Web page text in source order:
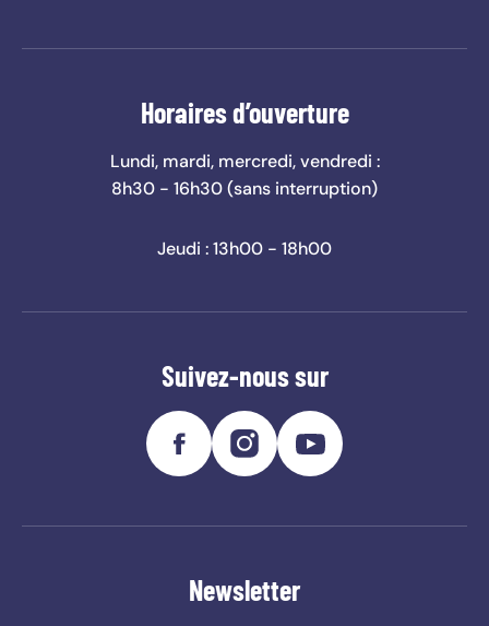
Horaires d’ouverture
Lundi, mardi, mercredi, vendredi :
8h30 - 16h30 (sans interruption)
Jeudi : 13h00 - 18h00
Suivez-nous sur
Newsletter